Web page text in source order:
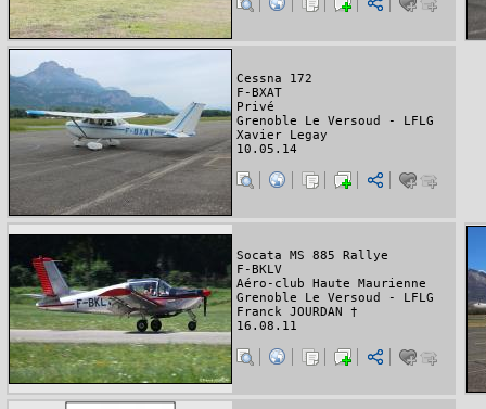
Cessna 172
F-BXAT
Privé
Grenoble Le Versoud - LFLG
Xavier Legay
10.05.14
Socata MS 885 Rallye
F-BKLV
Aéro-club Haute Maurienne
Grenoble Le Versoud - LFLG
Franck JOURDAN †
16.08.11